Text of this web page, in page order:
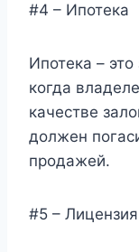
#4 – Ипотека
Ипотека – это
когда
качестве
должен
продажей.
#5 – Лицензия